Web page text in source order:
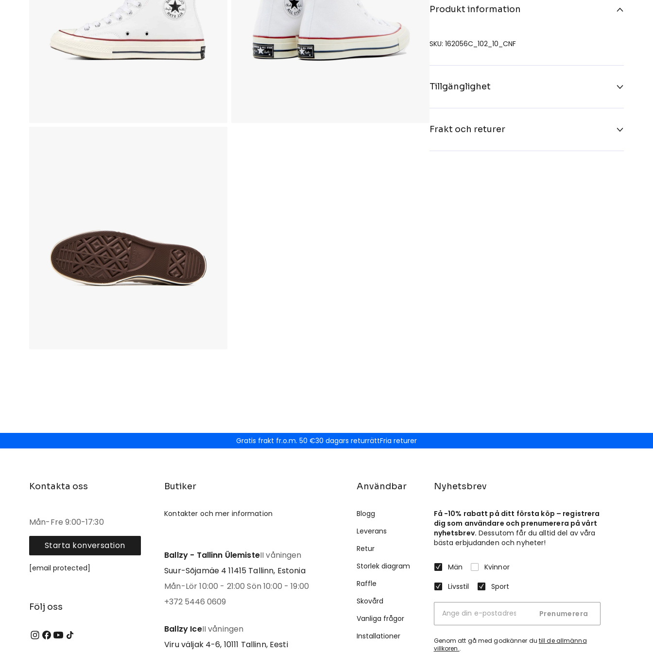
Produkt information
SKU: 162056C_102_10_CNF
Tillgänglighet
Frakt och returer
Gratis frakt fr.o.m. 50 €30 dagars returrättFria returer
Kontakta oss
Mån-Fre 9:00-17:30
Starta konversation
[email protected]
Följ oss
Butiker
Kontakter och mer information
Ballzy - Tallinn ÜlemisteII våningen
Suur-Sõjamäe 4 11415 Tallinn, Estonia
Mån-Lör 10:00 - 21:00 Sön 10:00 - 19:00
+372 5446 0609
Ballzy IceII våningen
Viru väljak 4-6, 10111 Tallinn, Eesti
Användbar
Blogg
Leverans
Retur
Storlek diagram
Raffle
Skovård
Vanliga frågor
Installationer
Nyhetsbrev
Få -10% rabatt på ditt första köp – registrera
dig som användare och prenumerera på vårt
nyhetsbrev. Dessutom får du alltid del av våra
bästa erbjudanden och nyheter!
Män
Kvinnor
Livsstil
Sport
Prenumerera
Genom att gå med godkänner du till de allmänna
villkoren..